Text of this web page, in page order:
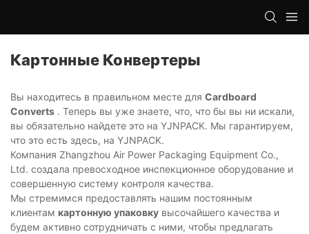
Картонные Конвертеры
Вы находитесь в правильном месте для Cardboard
Converts . Теперь вы уже знаете, что, что бы вы ни искали,
вы обязательно найдете это на YJNPACK. Мы гарантируем,
что это есть здесь, на YJNPACK.
Компания Zhangzhou Air Power Packaging Equipment Co.,
Ltd. создала превосходное инспекционное оборудование и
совершенную систему контроля качества.
Мы стремимся предоставлять нашим постоянным
клиентам картонную упаковку высочайшего качества и
будем активно сотрудничать с ними, чтобы предлагать